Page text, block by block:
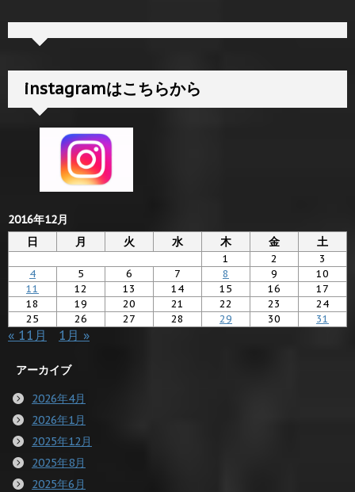
instagramはこちらから
2016年12月
日
月 火 水 木 金 土
1 2
3
4
5 6 7 8 9
10
11
12 13 14 15 16
17
18
19 20 21 22 23
24
25
26 27 28 29 30 31
« 11月 1月 »
アーカイブ
2026年4月
2026年1月
2025年12月
2025年8月
2025年6月